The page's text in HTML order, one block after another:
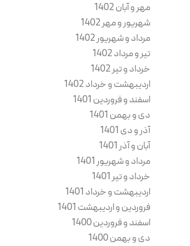
مهر و آبان 1402
شهریور و مهر 1402
مرداد و شهریور 1402
تیر و مرداد 1402
خرداد و تیر 1402
اردیبهشت و خرداد 1402
اسفند و فروردین 1401
دی و بهمن 1401
آذر و دی 1401
آبان و آذر 1401
مرداد و شهریور 1401
خرداد و تیر 1401
اردیبهشت و خرداد 1401
فروردین و اردیبهشت 1401
اسفند و فروردین 1400
دی و بهمن 1400